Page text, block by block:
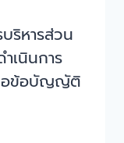
ริหารส่วน
เนินการ
นอข้อบัญญัติ